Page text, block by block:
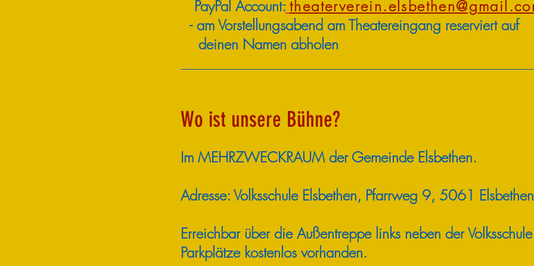
PayPal Account:
-am Vorstellungsabend amTheatereingang reserviert auf
deinen Namen abholen
Wo ist unsere Bühne?
Im MEHRZWECKRAUM der Gemeinde Elsbethen.
Adresse: Volksschule Elsbethen, Pfarrweg 9, 5061 Elsbethen
Erreichbar über die Außentreppe links neben der
Parkplätze kostenlos vorhanden.